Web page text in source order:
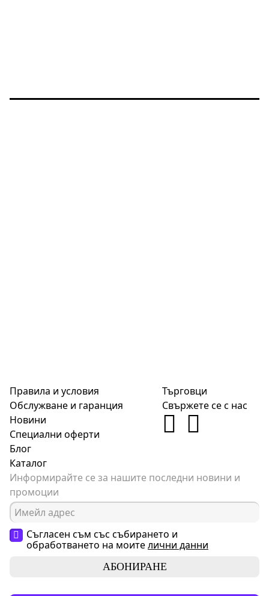
Правила и условия
Обслужване и гаранция
Новини
Специални оферти
Блог
Каталог
Търговци
Свържете се с нас
Информирайте се за нашите последни новини и
промоции
Съгласен съм със събирането и
обработването на моителични данни
АБОНИРАНЕ